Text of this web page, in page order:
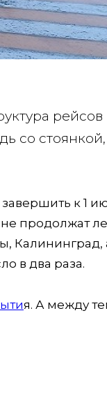
со
к 1
продолжат
Калининград,
в два раза.
я. А между